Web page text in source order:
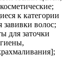
к категории
волос;
для заточки